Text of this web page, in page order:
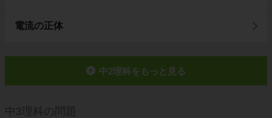
電流の正体
中2理科をもっと見る
中3理科の問題